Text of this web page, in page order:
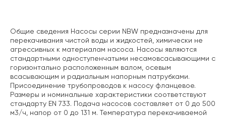
Общие сведения Насосы серии NBW предназначены для
перекачивания чистой воды и жидкостей, химически не
агрессивных к материалам насоса. Насосы являются
стандартными одноступенчатыми несамовсасывающими с
горизонтально расположенным валом, осевым
всасывающим и радиальным напорным патрубками.
Присоединение трубопроводов к насосу фланцевое.
Размеры и номинальные характеристики соответствуют
стандарту EN 733. Подача насосов составляет от 0 до 500
м3/ч, напор от 0 до 131 м. Температура перекачиваемой